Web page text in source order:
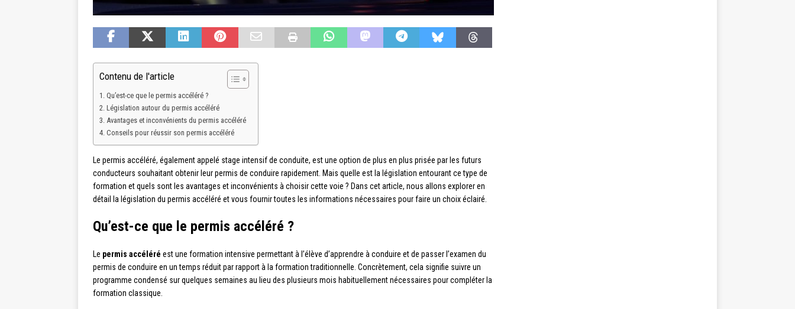
Contenu de l'article
Qu’est-ce que le permis accéléré ?
Législation autour du permis accéléré
Avantages et inconvénients du permis accéléré
Conseils pour réussir son permis accéléré
Le permis accéléré, également appelé stage intensif de conduite, est une option de plus en plus prisée par les futurs
conducteurs souhaitant obtenir leur permis de conduire rapidement. Mais quelle est la législation entourant ce type de
formation et quels sont les avantages et inconvénients à choisir cette voie ? Dans cet article, nous allons explorer en
détail la législation du permis accéléré et vous fournir toutes les informations nécessaires pour faire un choix éclairé.
Qu’est-ce que le permis accéléré ?
Le permis accéléré est une formation intensive permettant à l’élève d’apprendre à conduire et de passer l’examen du
permis de conduire en un temps réduit par rapport à la formation traditionnelle. Concrètement, cela signifie suivre un
programme condensé sur quelques semaines au lieu des plusieurs mois habituellement nécessaires pour compléter la
formation classique.